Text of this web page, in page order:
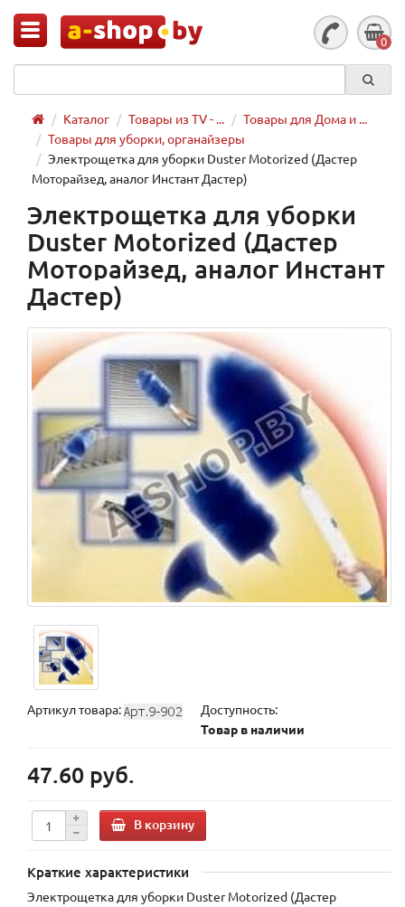
0
Каталог Товары из TV - ...
Товары для Дома и ...
Товары для уборки, органайзеры
Электрощетка для уборки Duster Motorized (Дастер
Моторайзед, аналог Инстант Дастер)
Электрощетка для уборки
Duster Motorized (Дастер
Моторайзед, аналог Инстант
Дастер)
Артикул товара:
Доступность:
Товар в наличии
47.60 руб.
В корзину
Краткие характеристики
Электрощетка для уборки Duster Motorized (Дастер